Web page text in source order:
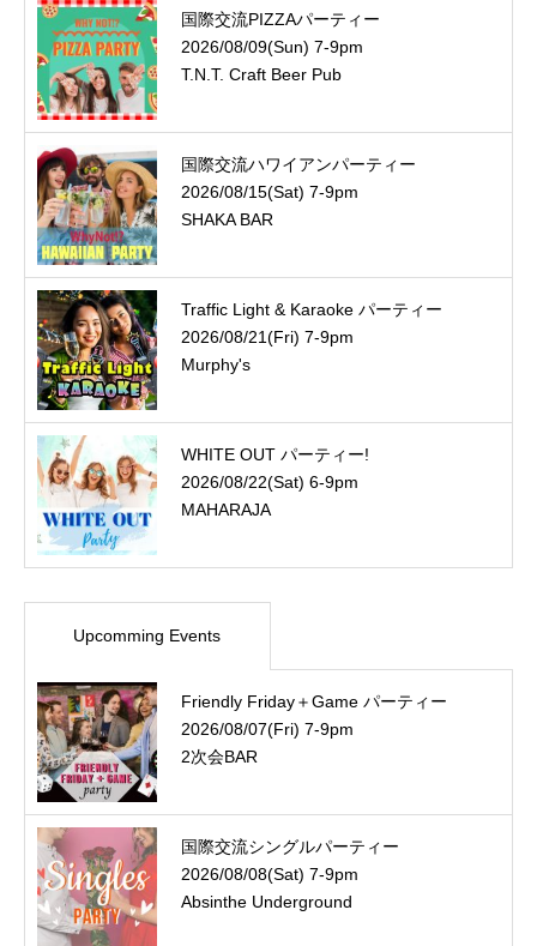
国際交流PIZZAパーティー
2026/08/09(Sun) 7-9pm
T.N.T. Craft Beer Pub
国際交流ハワイアンパーティー
2026/08/15(Sat) 7-9pm
SHAKA BAR
Traffic Light & Karaoke パーティー
2026/08/21(Fri) 7-9pm
Murphy's
WHITE OUT パーティー!
2026/08/22(Sat) 6-9pm
MAHARAJA
Upcomming Events
Friendly Friday＋Game パーティー
2026/08/07(Fri) 7-9pm
2次会BAR
国際交流シングルパーティー
2026/08/08(Sat) 7-9pm
Absinthe Underground